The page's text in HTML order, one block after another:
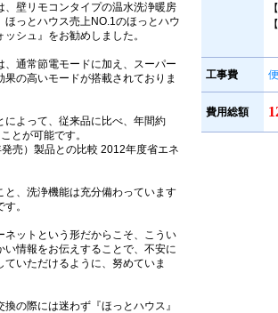
、壁リモコンタイプの温水洗浄暖房
ほっとハウス売上NO.1のほっとハウ
シュ』をお勧めしました。
、通常節電モードに加え、スーパー
の高いモードが搭載されておりま
によって、従来品に比べ、年間約
とが可能です。
売）製品との比較 2012年度省エネ
と、洗浄機能は充分備わっています
。
ネットという形だからこそ、こうい
い情報をお伝えすることで、不安に
いただけるように、努めていま
の際には迷わず『ほっとハウス』
工事費
費用総額